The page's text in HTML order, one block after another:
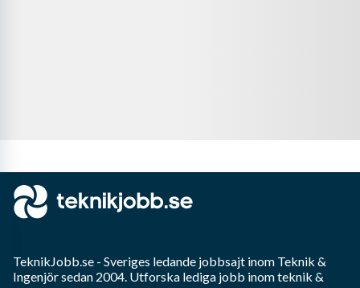
TeknikJobb.se - Sveriges ledande jobbsajt inom Teknik &
Ingenjörsedan 2004. Utforska lediga jobb inomteknik &